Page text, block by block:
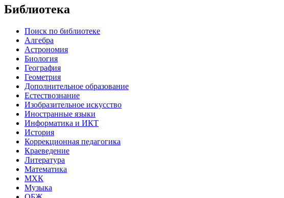
Библиотека
Поиск по библиотеке
Алгебра
Астрономия
Биология
География
Геометрия
Дополнительное образование
Естествознание
Изобразительное искусство
Иностранные языки
Информатика и ИКТ
История
Коррекционная педагогика
Краеведение
Литература
Математика
МХК
Музыка